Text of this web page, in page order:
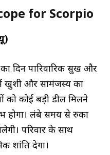
for Scorpio
दिन पारिवारिक सुख और
खुशी और सामंजस्य का
को कोई बड़ी डील मिलने
होगा। लंबे समय से रुका
परिवार के साथ
शांति देगा।